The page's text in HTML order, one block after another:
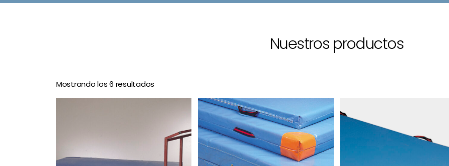
Nuestros productos
Mostrando los 6 resultados